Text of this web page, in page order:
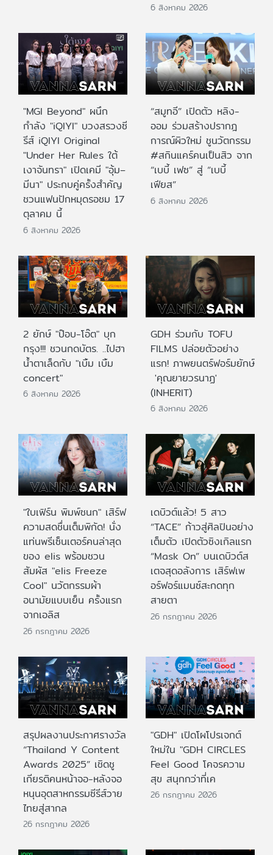
6 สิงหาคม 2026
"MGI Beyond" ผนึก
กำลัง "iQIYI" บวงสรวงซี
รีส์ iQIYI Original
"Under Her Rules ใต้
เงาจันทรา" เปิดเคมี "อุ้ม–
มีนา" ประกบคู่ครั้งสำคัญ
ชวนแฟนปักหมุดรอชม 17
ตุลาคม นี้
6 สิงหาคม 2026
“สมูทอี” เปิดตัว หลิง-
ออม ร่วมสร้างปรากฎ
การณ์ผิวใหม่ ชูนวัตกรรม
#สกินแคร์คนเป็นสิว จาก
“เบบี้ เฟซ” สู่ “เบบี้
เฟียส”
6 สิงหาคม 2026
2 ยักษ์ "ป๊อบ-โอ๊ต" บุก
กรุง!!! ชวนกดบัตร. ..ไปฮา
น้ำตาเล็ดกับ "เบิ้ม เบิ้ม
concert"
6 สิงหาคม 2026
GDH ร่วมกับ TOFU
FILMS ปล่อยตัวอย่าง
แรก! ภาพยนตร์ฟอร์มยักษ์
'คุณยายวรนาฏ'
(INHERIT)
6 สิงหาคม 2026
"ใบเฟิร์น พิมพ์ชนก" เสิร์ฟ
ความสดชื่นเต็มพิกัด! นั่ง
แท่นพรีเซ็นเตอร์คนล่าสุด
ของ elis พร้อมชวน
สัมผัส "elis Freeze
Cool" นวัตกรรมผ้า
อนามัยแบบเย็น ครั้งแรก
จากเอลิส
26 กรกฎาคม 2026
เดบิวต์แล้ว! 5 สาว
“TACE” ก้าวสู่ศิลปินอย่าง
เต็มตัว เปิดตัวซิงเกิลแรก
“Mask On” บนเดบิวต์ส
เตจสุดอลังการ เสิร์ฟเพ
อร์ฟอร์แมนซ์สะกดทุก
สายตา
26 กรกฎาคม 2026
สรุปผลงานประกาศรางวัล
“Thailand Y Content
Awards 2025” เชิดชู
เกียรติคนหน้าจอ-หลังจอ
หนุนอุตสาหกรรมซีรีส์วาย
ไทยสู่สากล
26 กรกฎาคม 2026
"GDH" เปิดโผโปรเจกต์
ใหม่ใน "GDH CIRCLES
Feel Good โคจรความ
สุข สนุกกว่าที่เค
26 กรกฎาคม 2026